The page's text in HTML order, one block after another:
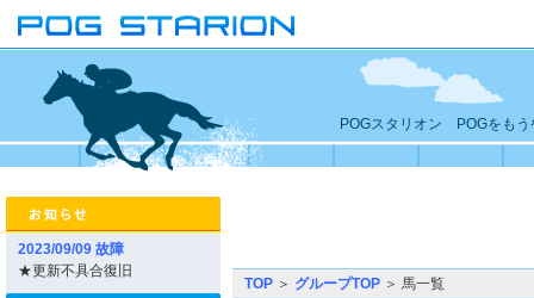
POGスタリオン POGをもう
2023/09/09 故障
★更新不具合復旧
TOP ＞ グループTOP ＞ 馬一覧